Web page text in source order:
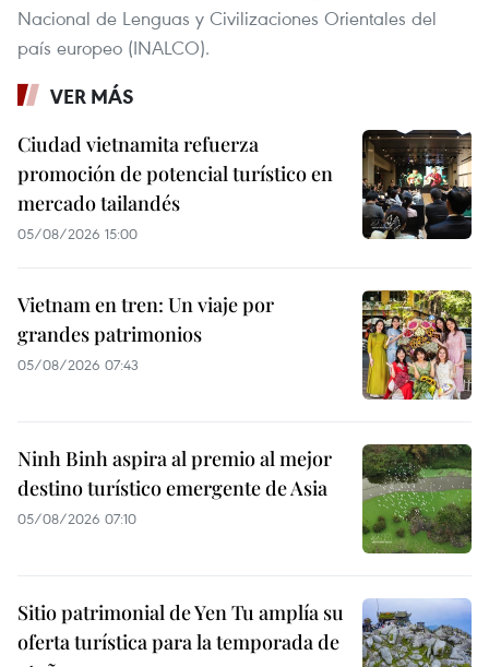
Nacional de Lenguas y Civilizaciones Orientales del
país europeo (INALCO).
VER MÁS
Ciudad vietnamita refuerza
promoción de potencial turístico en
mercado tailandés
05/08/2026 15:00
Vietnam en tren: Un viaje por
grandes patrimonios
05/08/2026 07:43
Ninh Binh aspira al premio al mejor
destino turístico emergente de Asia
05/08/2026 07:10
Sitio patrimonial de Yen Tu amplía su
oferta turística para la temporada de